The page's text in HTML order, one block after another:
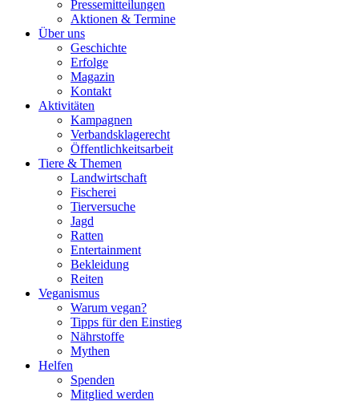
Pressemitteilungen
Aktionen & Termine
Über uns
Geschichte
Erfolge
Magazin
Kontakt
Aktivitäten
Kampagnen
Verbandsklagerecht
Öffentlichkeitsarbeit
Tiere & Themen
Landwirtschaft
Fischerei
Tierversuche
Jagd
Ratten
Entertainment
Bekleidung
Reiten
Veganismus
Warum vegan?
Tipps für den Einstieg
Nährstoffe
Mythen
Helfen
Spenden
Mitglied werden